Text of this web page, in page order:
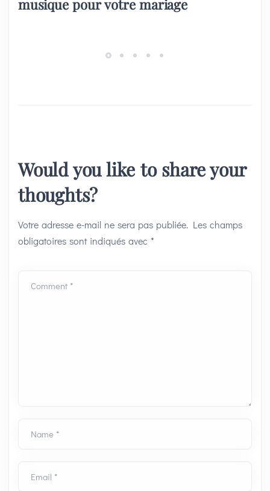
musique pour votre mariage
Would you like to share your
thoughts?
Votre adresse e-mail ne sera pas publiée. Les champs
obligatoires sont indiqués avec *
Comment *
Name *
Email *